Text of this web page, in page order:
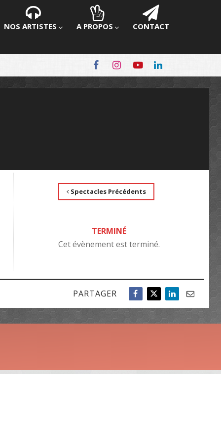
NOS ARTISTES A PROPOS CONTACT
Spectacles Précédents
TERMINÉ
Cet évènement est terminé.
PARTAGER